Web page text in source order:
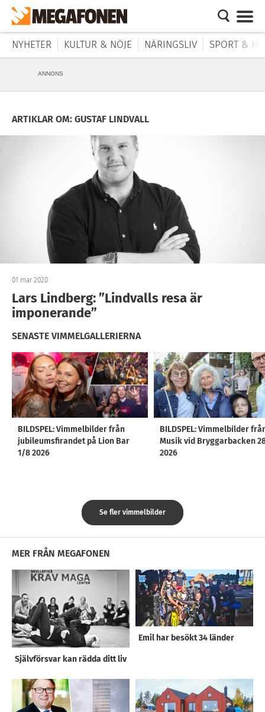
NYHETER KULTUR & NÖJE NÄRINGSLIV SPORT &
ANNONS
ARTIKLAR OM: GUSTAF LINDVALL
01 mar 2020
Lars Lindberg: ”Lindvalls resa är
imponerande”
SENASTE VIMMELGALLERIERNA
BILDSPEL: Vimmelbilder från
jubileumsfirandet på Lion Bar
1/8 2026
BILDSPEL: Vimmelbilder
Musik vid Bryggarbacken
2026
Se fler vimmelbilder
MER FRÅN MEGAFONEN
Självförsvar kan rädda ditt liv
Emil har besökt 34 länder